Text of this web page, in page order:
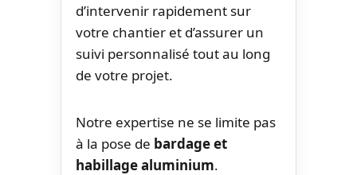
d’intervenir rapidement sur
votre chantier et d’assurer un
suivi personnalisé tout au long
de votre projet.
Notre expertise ne se limite pas
à la pose de bardage et
habillage aluminium.